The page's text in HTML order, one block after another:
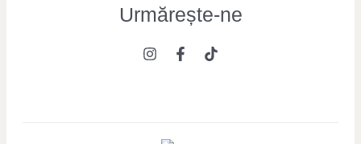
Urmărește-ne